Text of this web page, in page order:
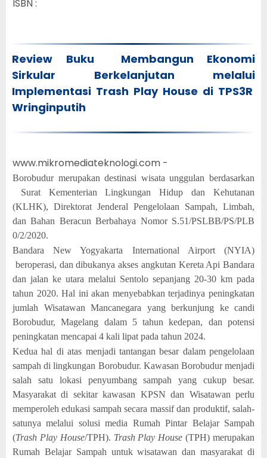
ISBN :
Review Buku Membangun Ekonomi
Sirkular Berkelanjutan melalui
Implementasi Trash Play House di TPS3R
Wringinputih
www.mikromediateknologi.com -
Borobudur merupakan destinasi wisata unggulan berdasarkan
Surat Kementerian Lingkungan Hidup dan Kehutanan
(KLHK), Direktorat Jenderal Pengelolaan Sampah, Limbah,
dan Bahan Beracun Berbahaya Nomor S.51/PSLBB/PS/PLB
0/2/2020.
Bandara New Yogyakarta International Airport (NYIA)
beroperasi, dan dibukanya akses angkutan Kereta Api Bandara
dan jalan ke utara melalui Sentolo sepanjang 20-30 km pada
tahun 2020. Hal ini akan menyebabkan terjadinya peningkatan
jumlah Wisatawan Mancanegara yang berkunjung ke candi
Borobudur, Magelang dalam 5 tahun kedepan, dan potensi
peningkatan mencapai 4 kali lipat pada tahun 2024.
Kedua hal di atas menjadi tantangan besar dalam pengelolaan
sampah di lingkungan Borobudur. Kawasan Borobudur menjadi
salah satu lokasi penyumbang sampah yang cukup besar.
Masyarakat di sekitar kawasan KPSN dan Wisatawan perlu
memperoleh edukasi sampah secara massif dan produktif, salah-
satunya melalui solusi media Rumah Pintar Belajar Sampah
(Trash Play House/TPH). Trash Play House (TPH) merupakan
Rumah Belajar Sampah untuk wisatawan dan masyarakat di